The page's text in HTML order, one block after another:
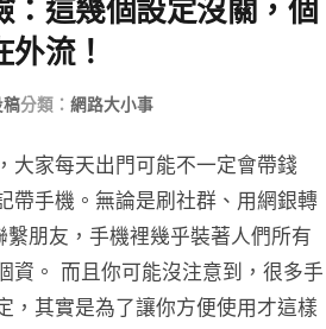
：這幾個設定沒關，個
流！
稿分類： 網路大小事
大家每天出門可能不一定會帶錢
帶手機。無論是刷社群、用網銀轉
繫朋友，手機裡幾乎裝著人們所有
資。 而且你可能沒注意到，很多手
，其實是為了讓你方便使用才這樣